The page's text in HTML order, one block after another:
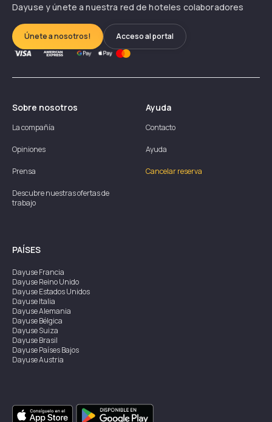
Dayuse y únete a nuestra red de hoteles colaboradores
Únete a nosotros! Acceso al portal
Sobre nosotros
La compañía
Opiniones
Prensa
Descubre nuestras ofertas de
trabajo
Ayuda
Contacto
Ayuda
Cancelar reserva
PAÍSES
DayuseFrancia
DayuseReino Unido
DayuseEstados Unidos
DayuseItalia
DayuseAlemania
DayuseBélgica
DayuseSuiza
DayuseBrasil
DayusePaíses Bajos
DayuseAustria
DayuseSingapur
DayuseSuecia